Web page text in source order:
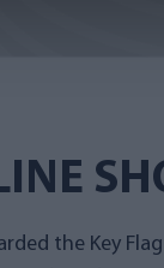
the Key